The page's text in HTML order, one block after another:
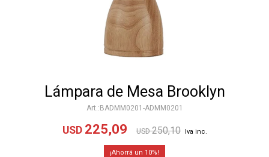
Lámpara de Mesa Brooklyn
BADMM0201-ADMM0201
USD 225,09 USD 250,10
10